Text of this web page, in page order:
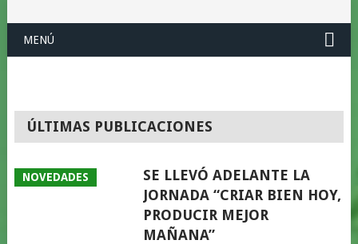
MENÚ
ÚLTIMAS PUBLICACIONES
NOVEDADES
SE LLEVÓ ADELANTE LA
JORNADA “CRIAR BIEN HOY,
PRODUCIR MEJOR
MAÑANA”